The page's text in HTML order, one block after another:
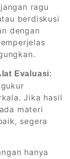
ragu
berdiskusi
dengan
Evaluasi:
Jika hasil
materi
segera
hanya